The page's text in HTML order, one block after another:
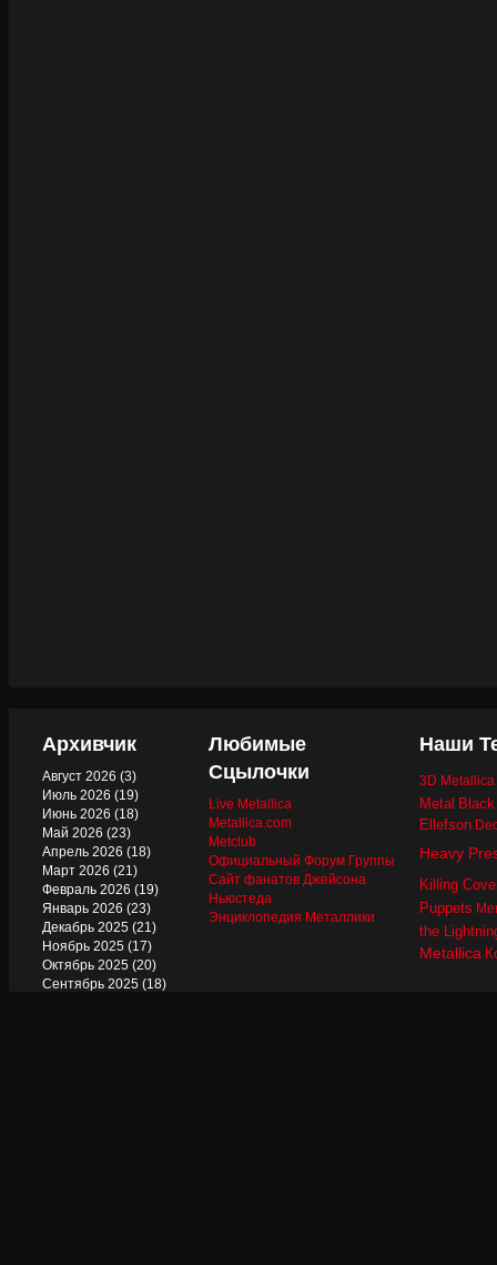
Архивчик
Август 2026 (3)
Июль 2026 (19)
Июнь 2026 (18)
Май 2026 (23)
Апрель 2026 (18)
Март 2026 (21)
Февраль 2026 (19)
Январь 2026 (23)
Декабрь 2025 (21)
Ноябрь 2025 (17)
Октябрь 2025 (20)
Сентябрь 2025 (18)
Любимые
Сцылочки
Live Metallica
Metallica.com
Metclub
Официальный Форум Группы
Сайт фанатов Джейсона
Ньюстеда
Энциклопедия Металлики
Наши
3D
Metal
Ellefson
Heavy
Killing
Puppets
the
Metallica